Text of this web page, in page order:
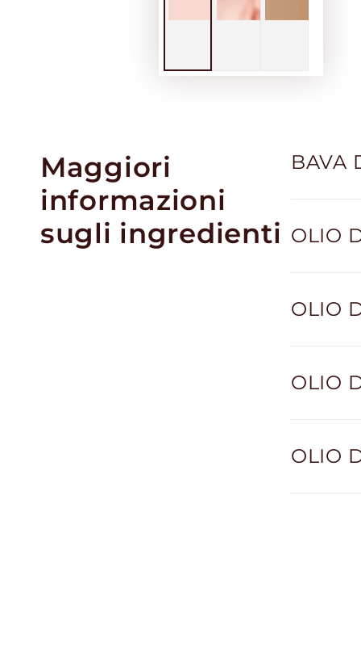
Maggiori
informazioni
sugli ingredienti
BAVA
OLIO
OLIO
OLIO
OLIO